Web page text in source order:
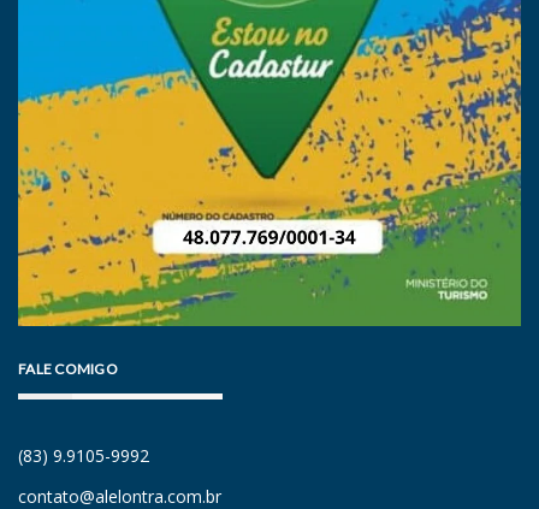
FALE COMIGO
(83) 9.9105-9992
contato@alelontra.com.br